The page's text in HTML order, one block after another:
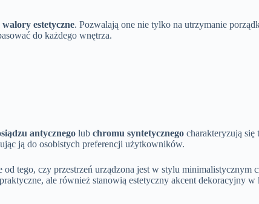
walory estetyczne. Pozwalają one nie tylko na utrzymanie
do każdego wnętrza.
antycznego lub chromu syntetycznego charakteryzują się
ją do osobistych preferencji użytkowników.
tego, czy przestrzeń urządzona jest w stylu minimalistycznym
ale również stanowią estetyczny akcent dekoracyjny